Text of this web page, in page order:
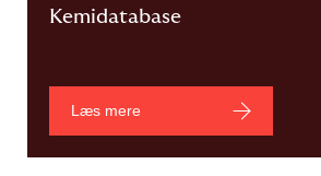
Kemidatabase
Læs mere